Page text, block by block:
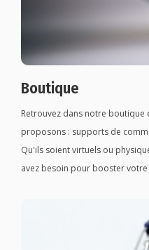
Boutique
Retrouvez dans notre
proposons : supports de
Qu'ils soient virtuels ou
avez besoin pour booster